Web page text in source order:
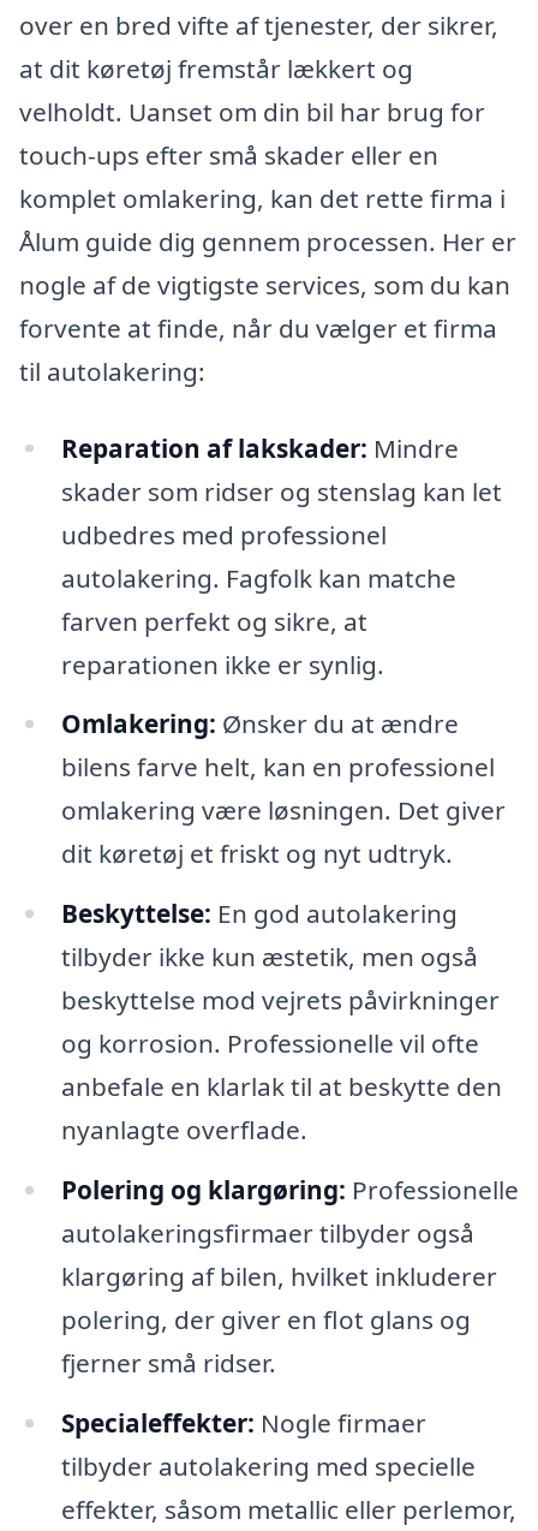
over en bred vifte af tjenester, der sikrer,
at dit køretøj fremstår lækkert og
velholdt. Uanset om din bil har brug for
touch-ups efter små skader eller en
komplet omlakering, kan det rette firma i
Ålum guide dig gennem processen. Her er
nogle af de vigtigste services, som du kan
forvente at finde, når du vælger et firma
til autolakering:
Reparation af lakskader: Mindre
skader som ridser og stenslag kan let
udbedres med professionel
autolakering. Fagfolk kan matche
farven perfekt og sikre, at
reparationen ikke er synlig.
Omlakering: Ønsker du at ændre
bilens farve helt, kan en professionel
omlakering være løsningen. Det giver
dit køretøj et friskt og nyt udtryk.
Beskyttelse: En god autolakering
tilbyder ikke kun æstetik, men også
beskyttelse mod vejrets påvirkninger
og korrosion. Professionelle vil ofte
anbefale en klarlak til at beskytte den
nyanlagte overflade.
Polering og klargøring: Professionelle
autolakeringsfirmaer tilbyder også
klargøring af bilen, hvilket inkluderer
polering, der giver en flot glans og
fjerner små ridser.
Specialeffekter: Nogle firmaer
tilbyder autolakering med specielle
effekter, såsom metallic eller perlemor,